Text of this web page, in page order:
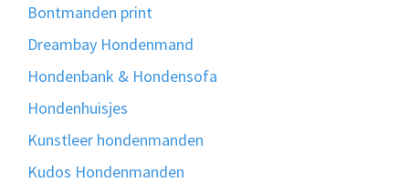
Bontmanden print
Dreambay Hondenmand
Hondenbank & Hondensofa
Hondenhuisjes
Kunstleer hondenmanden
Kudos Hondenmanden